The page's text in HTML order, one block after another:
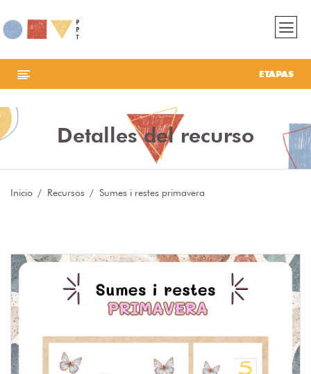
ETAPAS
Detalles del recurso
Inicio Recursos Sumes i restes primavera